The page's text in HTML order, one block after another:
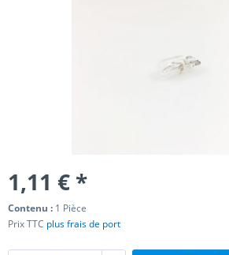
1,11 € *
Contenu : 1 Pièce
Prix TTC plus frais de port